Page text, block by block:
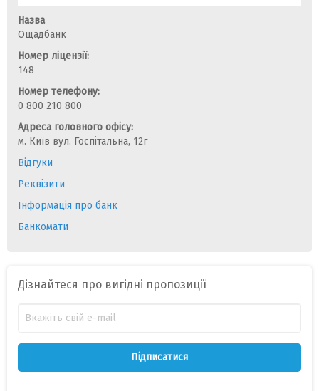
Назва
Ощадбанк
Номер ліцензії:
148
Номер телефону:
0 800 210 800
Адреса головного офісу:
м. Київ вул. Госпітальна, 12г
Відгуки
Реквізити
Інформація про банк
Банкомати
Дізнайтеся про вигідні пропозиції
Підписатися